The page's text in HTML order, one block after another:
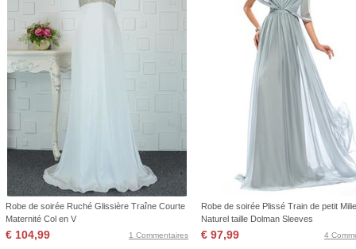
Robe de soirée Ruché Glissière Traîne Courte
Maternité Col en V
€ 104,99 1 Commentaires
Robe de soirée Plissé Train de petit
Naturel taille Dolman Sleeves
€ 97,99 4